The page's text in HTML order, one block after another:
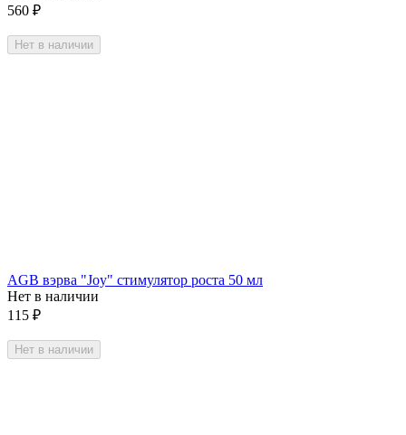
560 ₽
Нет в наличии
AGB вэрва "Joy" стимулятор роста 50 мл
Нет в наличии
115 ₽
Нет в наличии